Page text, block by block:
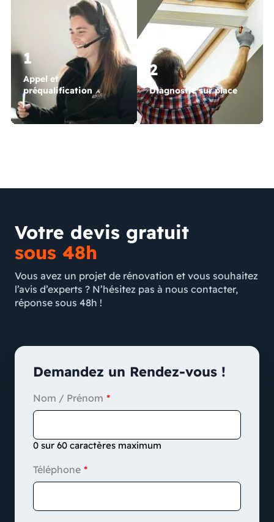
1
Appel et
préqualification
2
Diagnostic sur place
Votre devis gratuit
sous 48h
Vous avez un projet de rénovation et vous souhaitez
l’avis d’experts ? N’hésitez pas à nous contacter,
réponse sous 48h !
Demandez un Rendez-vous !
Nom / Prénom
0 sur 60 caractères maximum
Téléphone